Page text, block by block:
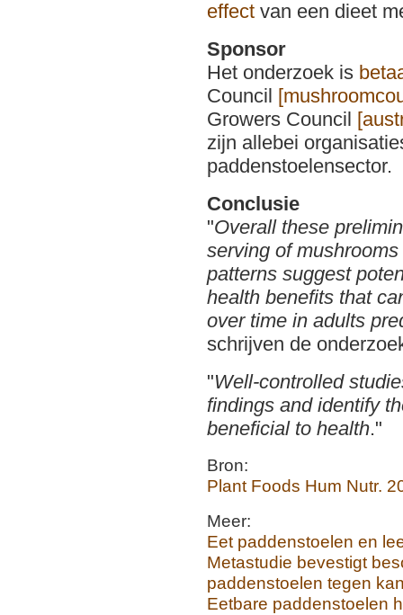
effect van een dieet
Sponsor
Het onderzoek is
Council
Growers Council
zijn allebei
paddenstoelensector.
Conclusie
"Overall these
serving of
patterns suggest
health benefits that
over time in adults
schrijven de
"Well-controlled
findings and identify
beneficial to health."
Bron:
Plant Foods Hum Nutr.
Meer:
Eet paddenstoelen en
Metastudie bevestigt
paddenstoelen tegen
Eetbare paddenstoelen